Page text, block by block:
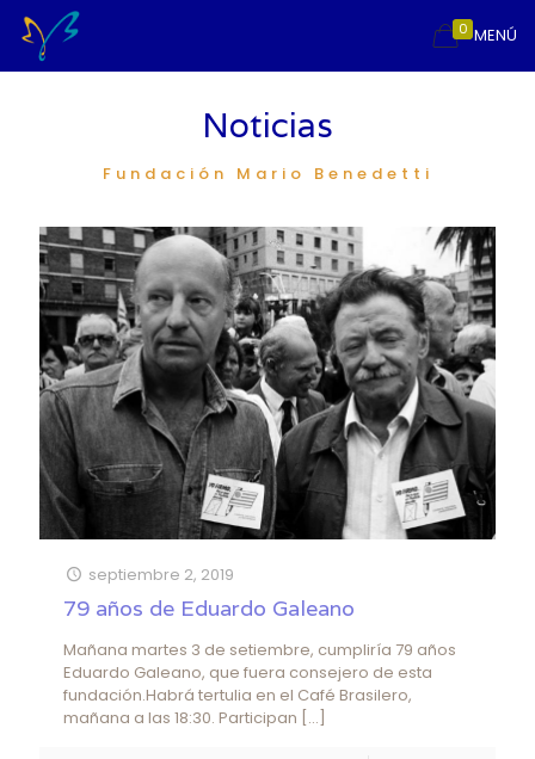
MENÚ
0
Noticias
Fundación Mario Benedetti
septiembre 2, 2019
79 años de Eduardo Galeano
Mañana martes 3 de setiembre, cumpliría 79 años
Eduardo Galeano, que fuera consejero de esta
fundación.Habrá tertulia en el Café Brasilero,
mañana a las 18:30. Participan […]